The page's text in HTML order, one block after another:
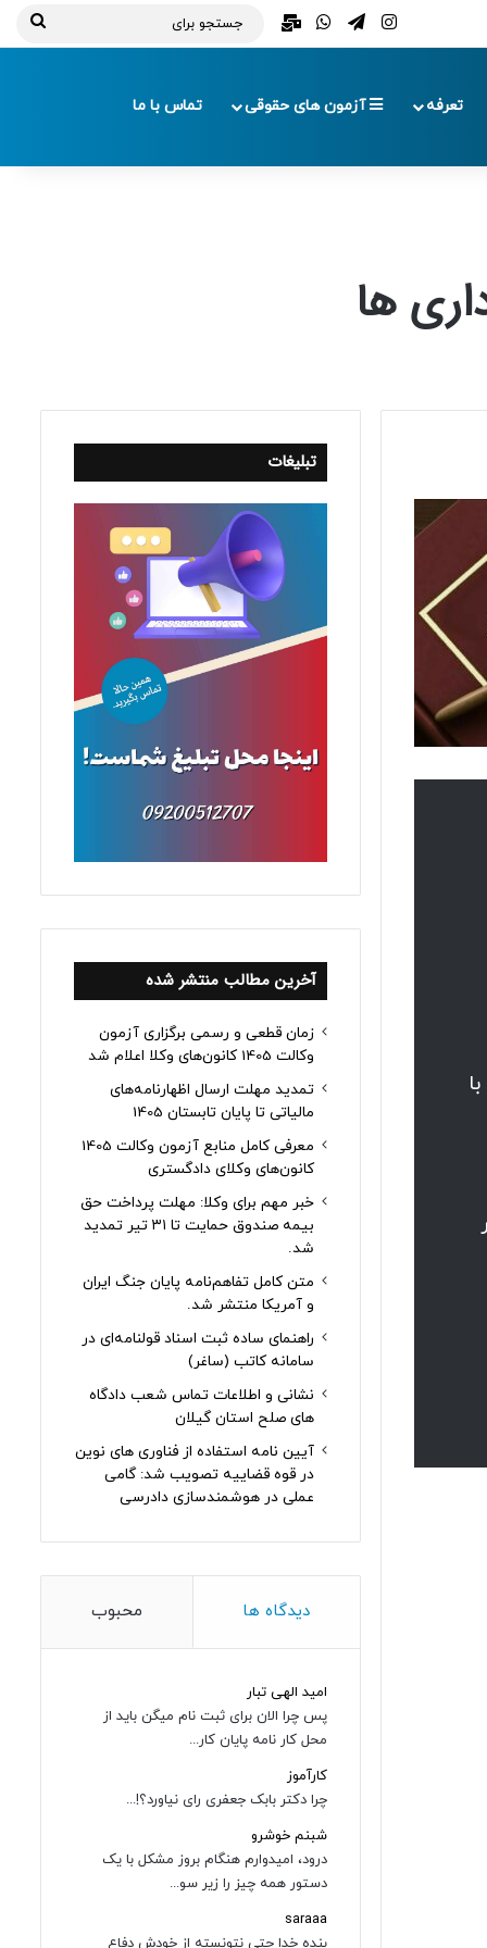
اینستاگرام
تلگرامواتس آپ
ایمیل
تعرفه آزمون های حقوقی تماس با ما
با
تبلیغات
آخرین مطالب منتشر شده
زمان قطعی و رسمی برگزاری آزمون
وکالت 1405 کانون‌های وکلا اعلام شد
تمدید مهلت ارسال اظهارنامه‌های
مالیاتی تا پایان تابستان 1405
معرفی کامل منابع آزمون وکالت 1405
کانون‌های وکلای دادگستری
خبر مهم برای وکلا: مهلت پرداخت حق
بیمه صندوق حمایت تا ۳۱ تیر تمدید
شد.
متن کامل تفاهم‌نامه پایان جنگ ایران
و آمریکا منتشر شد.
راهنمای ساده ثبت اسناد قولنامه‌ای در
سامانه کاتب (ساغر)
نشانی و اطلاعات تماس شعب دادگاه
های صلح استان گیلان
آیین نامه استفاده از فناوری های نوین
در قوه قضاییه تصویب شد: گامی
عملی در هوشمندسازی دادرسی
دیدگاه ها محبوب
امید الهی تبار
پس چرا الان برای ثبت نام میگن باید از
محل کار نامه پایان کار...
کارآموز
چرا دکتر بابک جعفری رای نیاورد؟!...
شبنم خوشرو
درود، امیدوارم هنگام بروز مشکل با یک
دستور همه چیز را زیر سو...
saraaa
بنده خدا حتی نتونسته از خودش دفاع